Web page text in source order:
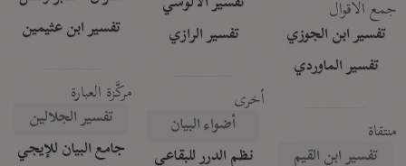
جمع الأقوال
تفسير ابن الجوزي
تفسير الماوردي
منتقاة
تفسير ابن القيم
تفسير الرازي
أخرى
أضواء البيان
نظم الدرر للبقاعي
تفسير ابن عثيمين
مركَّزة العبارة
تفسير الجلالين
جامع البيان للإيجي